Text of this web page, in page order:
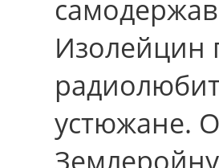
Изолейцин
устюжане.